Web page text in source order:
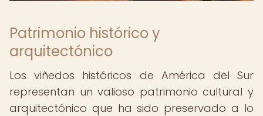
Patrimonio histórico y
arquitectónico
Los viñedos históricos de América del Sur
representan un valioso patrimonio cultural y
arquitectónico que ha sido preservado a lo